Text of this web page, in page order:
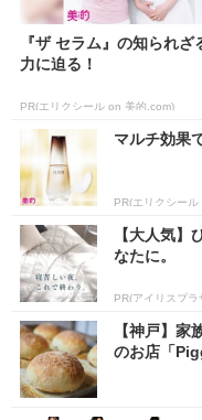
『ザ セラム』の知られざ
力に迫る！
PR(エリクシール on 美的.com)
マルチ効果
PR(エリクシー
【大人気】
なたに。
PR(アイリスプラ
【神戸】家
のお店「